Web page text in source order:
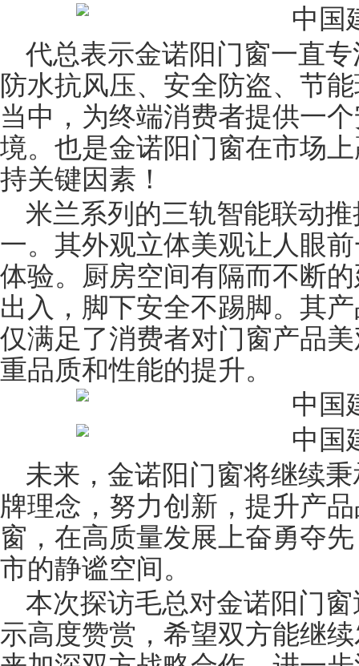
代总表示金诺阳门窗一直
防水抗风压、安全防盗、节
当中，为终端消费者提供一
境。也是金诺阳门窗在市场
持关键因素！
米兰系列的三轨智能联动推
一。其外观立体美观让人眼
体验。厨房空间有隔而不断
出入，脚下安全不踢脚。其
仅满足了消费者对门窗产品
重品质和性能的提升。
未来，金诺阳门窗将继续
牌理念，努力创新，提升产
窗，在高质量发展上奋勇夺
市的静谧空间。
本次探访毛总对金诺阳门
示高度赞赏，希望双方能继